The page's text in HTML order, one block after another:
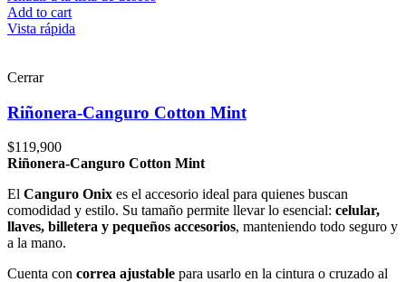
Add to cart
Vista rápida
Cerrar
Riñonera-Canguro Cotton Mint
$119,900
Riñonera-Canguro Cotton Mint
El Canguro Onix es el accesorio ideal para quienes buscan
comodidad y estilo. Su tamaño permite llevar lo esencial: celular,
llaves, billetera y pequeños accesorios, manteniendo todo seguro y
a la mano.
Cuenta con correa ajustable para usarlo en la cintura o cruzado al